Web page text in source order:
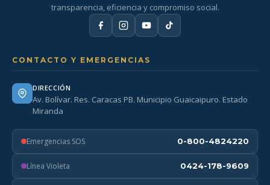
transparencia, eficiencia y compromiso social.
CONTACTO Y EMERGENCIAS
DIRECCIÓN
Av. Bolívar. Res. Caracas PB. Municipio Guaicaipuro. Estado
Miranda
Emergencias SOS 0-800-4824220
Línea Violeta 0424-178-9609